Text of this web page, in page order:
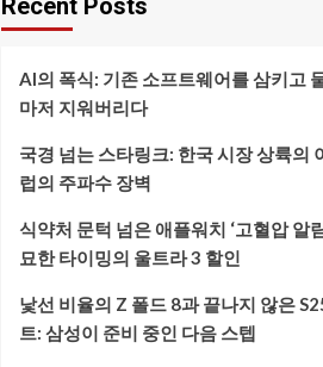
Recent Posts
AI의 폭식: 기존 소프트웨어를 삼키고
마저 지워버리다
국경 넘는 스타링크: 한국 시장 상륙의
럽의 주파수 장벽
식약처 문턱 넘은 애플워치 ‘고혈압 알
묘한 타이밍의 울트라 3 할인
낯선 비율의 Z 폴드 8과 끝나지 않은
트: 삼성이 준비 중인 다음 스텝